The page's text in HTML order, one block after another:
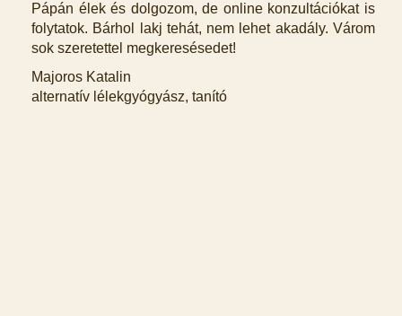
Pápán élek és dolgozom, de online konzultációkat is
folytatok. Bárhol lakj tehát, nem lehet akadály. Várom
sok szeretettel megkeresésedet!
Majoros Katalin
alternatív lélekgyógyász, tanító